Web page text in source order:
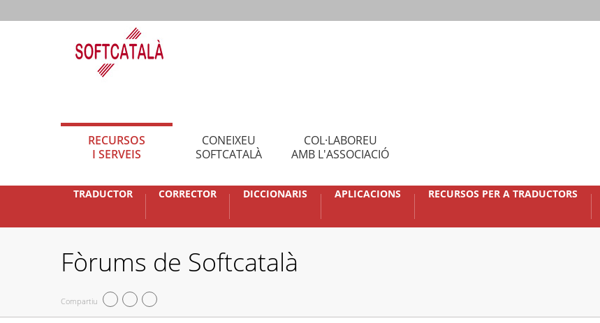
RECURSOS
I SERVEIS
CONEIXEU
SOFTCATALÀ
COL·LABOREU
AMB L'ASSOCIACIÓ
TRADUCTOR CORRECTOR DICCIONARIS APLICACIONS RECURSOS PER A TRADUCTORS
Fòrums de Softcatalà
Compartiu